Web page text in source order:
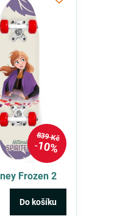
839 Kč
10%
Frozen 2
Do košíku